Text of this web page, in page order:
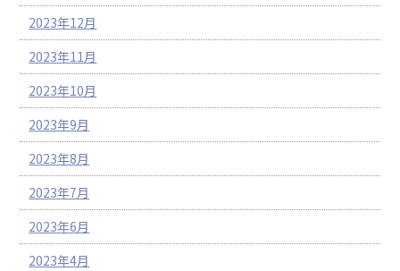
2023年12月
2023年11月
2023年10月
2023年9月
2023年8月
2023年7月
2023年6月
2023年4月